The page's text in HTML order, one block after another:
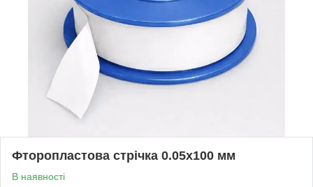
Фторопластова стрічка 0.05х100 мм
В наявності